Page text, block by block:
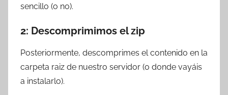
sencillo (o no).
2: Descomprimimos el zip
Posteriormente, descomprimes el contenido en la
carpeta raiz de nuestro servidor (o donde vayáis
a instalarlo).